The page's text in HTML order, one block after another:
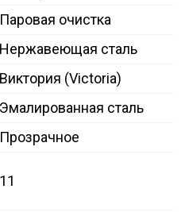
Паровая очистка
Нержавеющая сталь
Виктория (Victoria)
Эмалированная сталь
Прозрачное
11